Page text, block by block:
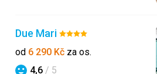
Due MariHodnocení:
4/5
od 6 290 Kč za os.
4,6 / 5